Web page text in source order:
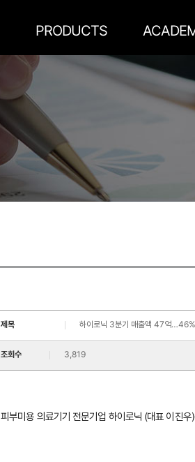
PRODUCTS
제목 하이로닉 3분기 매출액 47억
조회수 3,819
피부미용 의료기기 전문기업 하이로닉 (대표 이진